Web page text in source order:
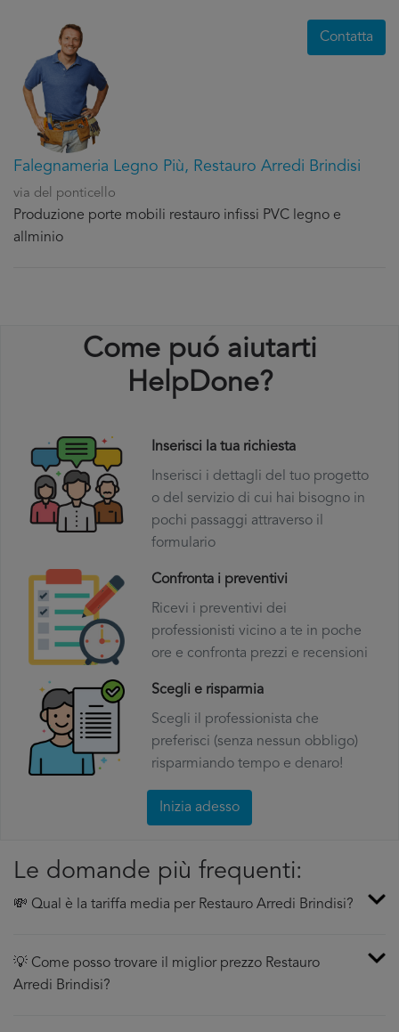
Falegnameria Legno Più, Restauro Arredi Brindisi
via del ponticello
Produzione porte mobili restauro infissi PVC legno e
allminio
Contatta
Come puó aiutarti
HelpDone?
Inserisci la tua richiesta
Inserisci i dettagli del tuo progetto
o del servizio di cui hai bisogno in
pochi passaggi attraverso il
formulario
Confronta i preventivi
Ricevi i preventivi dei
professionisti vicino a te in poche
ore e confronta prezzi e recensioni
Scegli e risparmia
Scegli il professionista che
preferisci (senza nessun obbligo)
risparmiando tempo e denaro!
Inizia adesso
Le domande più frequenti:
💸 Qual è la tariffa media per Restauro Arredi Brindisi?
💡 Come posso trovare il miglior prezzo Restauro
Arredi Brindisi?